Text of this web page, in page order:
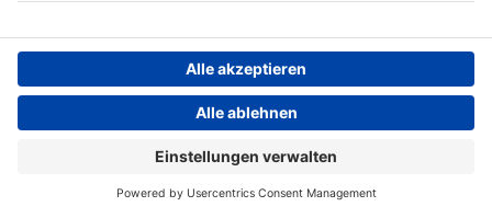
ROCK ANTENNE Live